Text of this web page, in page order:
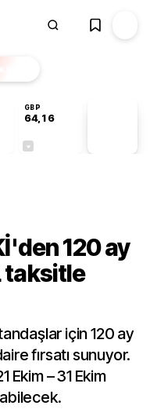
GBP
64,16
120 ay
taksitle
için 120 ay
fırsatı sunuyor.
Ekim – 31 Ekim